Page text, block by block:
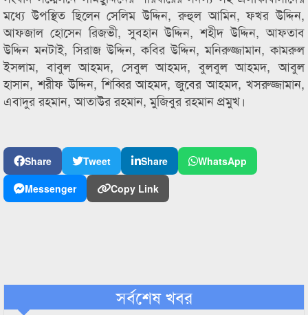
মধ্যে উপস্থিত ছিলেন সেলিম উদ্দিন, রুহুল আমিন, ফখর উদ্দিন,
আফজাল হোসেন রিজভী, সুবহান উদ্দিন, শহীদ উদ্দিন, আফতাব
উদ্দিন মনটাই, সিরাজ উদ্দিন, কবির উদ্দিন, মনিরুজ্জামান, কামরুল
ইসলাম, বাবুল আহমদ, সেবুল আহমদ, বুলবুল আহমদ, আবুল
হাসান, শরীফ উদ্দিন, শিব্বির আহমদ, জুবের আহমদ, খসরুজ্জামান,
এবাদুর রহমান, আতাউর রহমান, মুজিবুর রহমান প্রমুখ।
Share Tweet Share
WhatsApp
Messenger
Copy Link
সর্বশেষ খবর